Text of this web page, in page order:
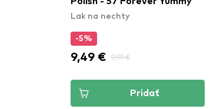
Lak na nechty
-5%
9,49 € 9,99 €
Pridať